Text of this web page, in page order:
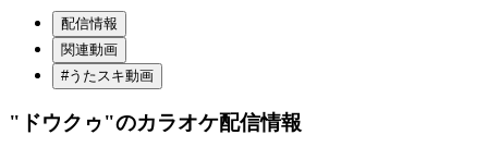
配信情報
関連動画
#うたスキ動画
"ドウクゥ"のカラオケ配信情報